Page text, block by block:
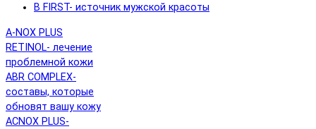
B FIRST- источник мужской красоты
A-NOX PLUS
RETINOL- лечение
проблемной кожи
ABR COMPLEX-
составы, которые
обновят вашу кожу
ACNOX PLUS-